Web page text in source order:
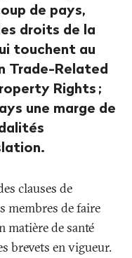
de pays,
droits de la
touchent au
Trade-Related
Rights ;
une marge de
clauses de
membres de faire
matière de santé
brevets en vigueur.